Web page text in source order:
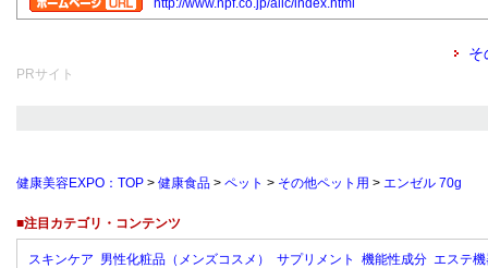
http://www.npf.co.jp/allc/index.html
そ
PRサイト
健康美容EXPO：TOP > 健康食品 > ペット > その他ペット用 > エンゼル 70g
■注目カテゴリ・コンテンツ
スキンケア 男性化粧品（メンズコスメ） サプリメント 機能性成分 エステ